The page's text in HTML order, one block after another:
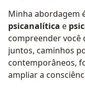
Minha abordagem
psicanalítica e
compreender você
juntos, caminhos
contemporâneos,
ampliar a